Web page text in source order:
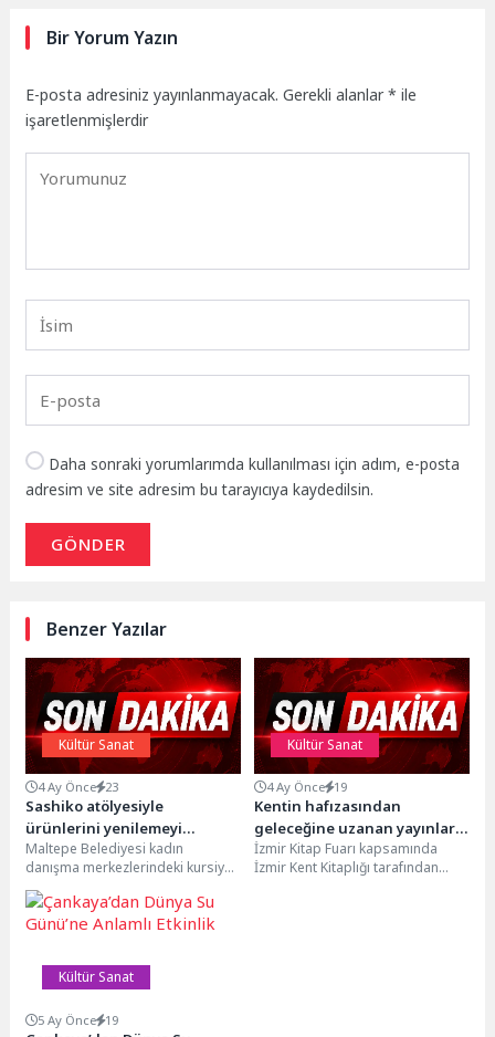
Bir Yorum Yazın
E-posta adresiniz yayınlanmayacak. Gerekli alanlar* ile
işaretlenmişlerdir
Daha sonraki yorumlarımda kullanılması için adım, e-posta
adresim ve site adresim bu tarayıcıya kaydedilsin.
GÖNDER
Benzer Yazılar
Kültür Sanat
4 Ay Önce 23
Sashiko atölyesiyle
ürünlerini yenilemeyi
öğrendiler
Maltepe Belediyesi kadın
danışma merkezlerindeki kursiyer
kadınlar, sashiko tekniğinin
tanıtıldığı atölye çalışmasına
katılarak ürünlerini yeniden
Kültür Sanat
4 Ay Önce 19
Kentin hafızasından
geleceğine uzanan yayınlar
İzmir Kitap Fuarı’nda
İzmir Kitap Fuarı kapsamında
İzmir Kent Kitaplığı tarafından
Kültür Sanat
5 Ay Önce 19